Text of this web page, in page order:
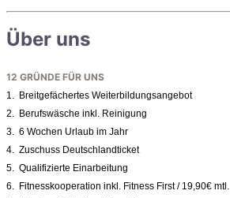
Über uns
12 GRÜNDE FÜR UNS
1. Breitgefächertes Weiterbildungsangebot
2. Berufswäsche inkl. Reinigung
3. 6 Wochen Urlaub im Jahr
4. Zuschuss Deutschlandticket
5. Qualifizierte Einarbeitung
6. Fitnesskooperation inkl. Fitness First / 19,90€ mtl.